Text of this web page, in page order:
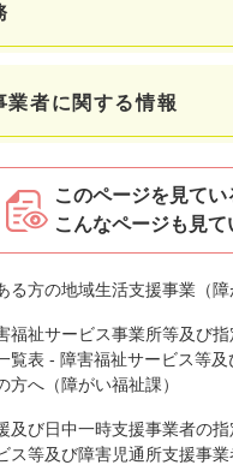
業者に関する情報
このページを見てい
こんなページも見て
る方の地域生活支援事業（障
福祉サービス事業所等及び
覧表 - 障害福祉サービス等
方へ（障がい福祉課）
及び日中一時支援事業者の
ス等及び障害児通所支援事